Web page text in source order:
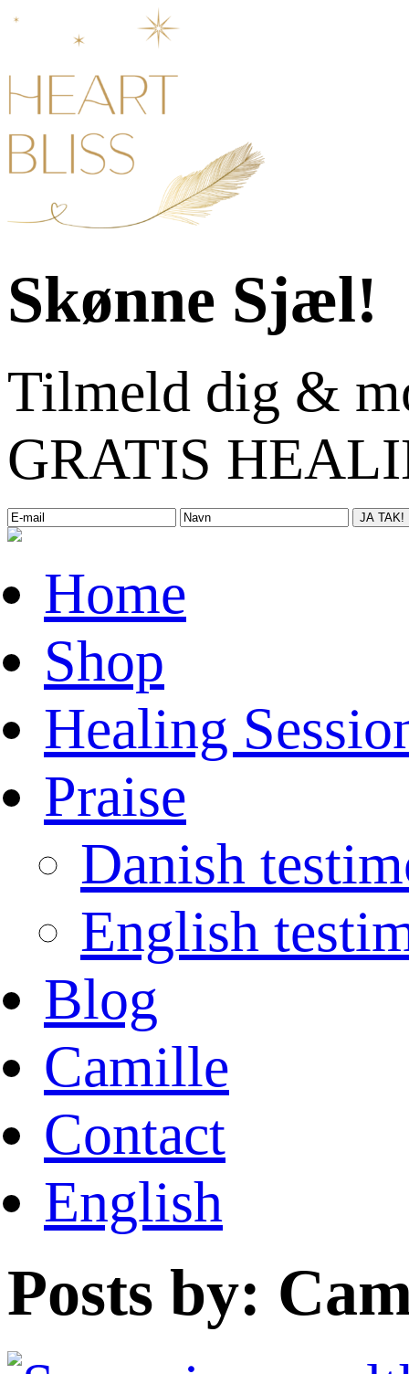
Skønne Sjæl!
Tilmeld dig &
GRATIS
Home
Shop
Healing
Praise
Danish
English
Blog
Camille
Contact
English
Posts by: